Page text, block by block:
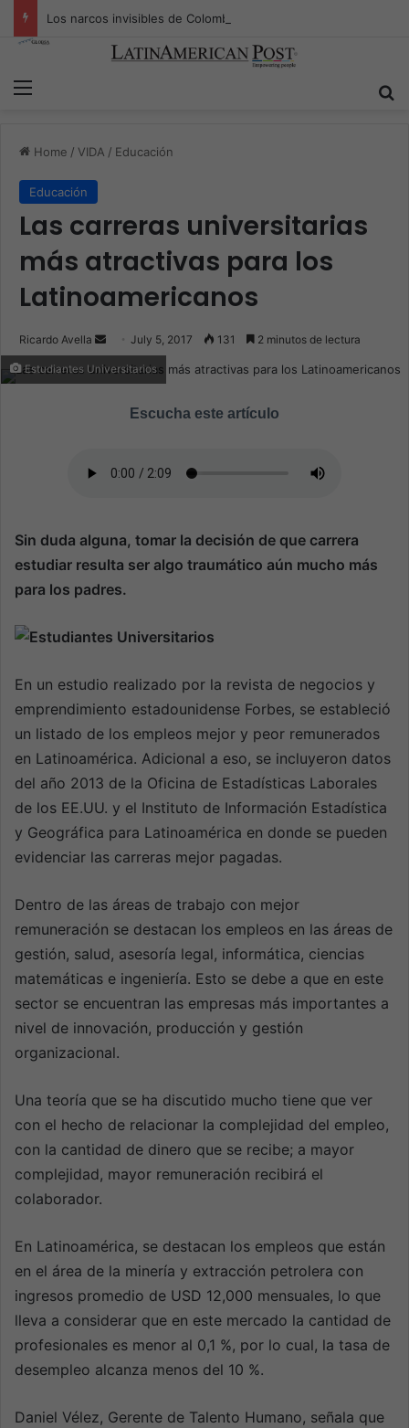
Home / VIDA / Educación
Educación
Las carreras universitarias
más atractivas para los
Latinoamericanos
Ricardo Avella
n
e
i
l
July 5, 2017 131 2 minutos de lectura
Estudiantes Universitarios
Escucha este artículo
Sin duda alguna, tomar la decisión de que carrera
estudiar resulta ser algo traumático aún mucho más
para los padres.
En un estudio realizado por la revista de negocios y
emprendimiento estadounidense Forbes, se estableció
un listado de los empleos mejor y peor remunerados
en Latinoamérica. Adicional a eso, se incluyeron datos
del año 2013 de la Oficina de Estadísticas Laborales
de los EE.UU. y el Instituto de Información Estadística
y Geográfica para Latinoamérica en donde se pueden
evidenciar las carreras mejor pagadas.
Dentro de las áreas de trabajo con mejor
remuneración se destacan los empleos en las áreas de
gestión, salud, asesoría legal, informática, ciencias
matemáticas e ingeniería. Esto se debe a que en este
sector se encuentran las empresas más importantes a
nivel de innovación, producción y gestión
organizacional.
Una teoría que se ha discutido mucho tiene que ver
con el hecho de relacionar la complejidad del empleo,
con la cantidad de dinero que se recibe; a mayor
complejidad, mayor remuneración recibirá el
colaborador.
En Latinoamérica, se destacan los empleos que están
en el área de la minería y extracción petrolera con
ingresos promedio de USD 12,000 mensuales, lo que
lleva a considerar que en este mercado la cantidad de
profesionales es menor al 0,1 %, por lo cual, la tasa de
desempleo alcanza menos del 10 %.
Daniel Vélez, Gerente de Talento Humano, señala que